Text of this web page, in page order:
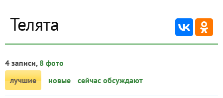
Телята
4 записи, 8 фото
лучшие
новые сейчас обсуждают